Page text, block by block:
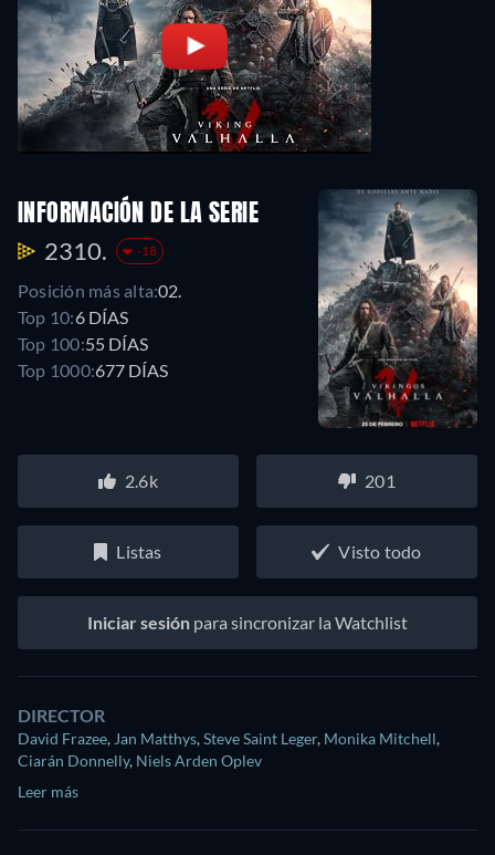
INFORMACIÓN DE LA SERIE
2310. -18
Posición más alta:02.
Top 10:6 DÍAS
Top 100:55 DÍAS
Top 1000:677 DÍAS
2.6k 201
Listas Visto todo
Iniciar sesión para sincronizar la Watchlist
DIRECTOR
David Frazee, Jan Matthys,Steve Saint Leger, Monika Mitchell,
Ciarán Donnelly, Niels Arden Oplev
Leer más